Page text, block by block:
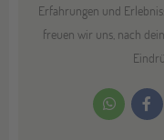
Erfahrungen und
freuen wir uns, nach